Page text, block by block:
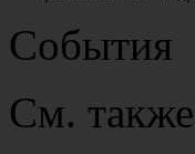
События
См.